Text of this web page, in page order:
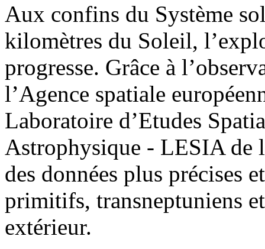
Aux confins du Système
kilomètres du Soleil,
progresse. Grâce à
l’Agence spatiale
Laboratoire d’Etudes
Astrophysique - LESIA de
des données plus précises
primitifs, transneptuniens
extérieur.